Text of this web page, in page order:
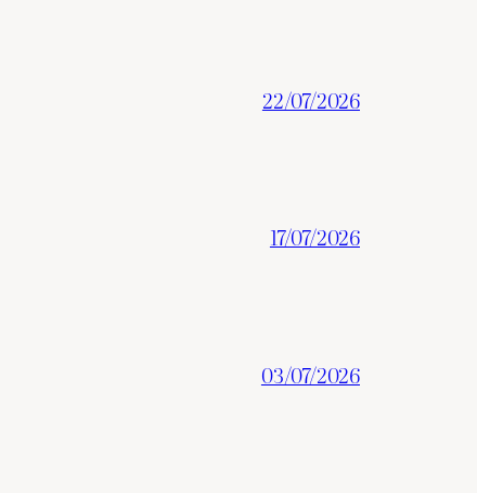
22/07/2026
17/07/2026
03/07/2026